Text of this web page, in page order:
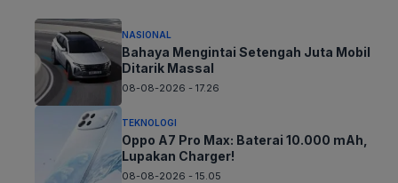
NASIONAL
Bahaya Mengintai Setengah Juta Mobil
Ditarik Massal
08-08-2026 - 17.26
TEKNOLOGI
Oppo A7 Pro Max: Baterai 10.000 mAh,
Lupakan Charger!
08-08-2026 - 15.05